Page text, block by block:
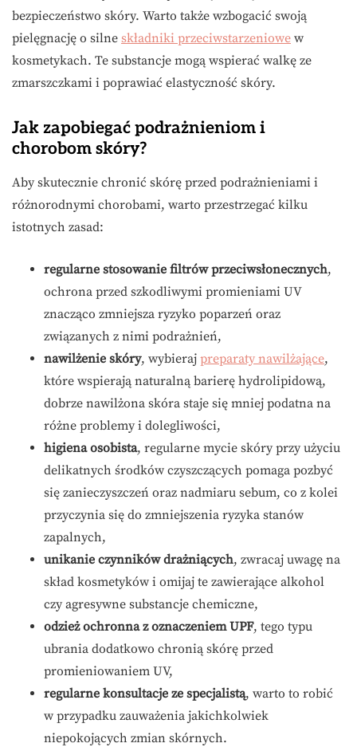
bezpieczeństwo skóry. Warto także wzbogacić swoją
pielęgnację o silne składniki przeciwstarzeniowe w
kosmetykach. Te substancje mogą wspierać walkę ze
zmarszczkami i poprawiać elastyczność skóry.
Jak zapobiegać podrażnieniom i
chorobom skóry?
Aby skutecznie chronić skórę przed podrażnieniami i
różnorodnymi chorobami, warto przestrzegać kilku
istotnych zasad:
regularne stosowanie filtrów przeciwsłonecznych,
ochrona przed szkodliwymi promieniami UV
znacząco zmniejsza ryzyko poparzeń oraz
związanych z nimi podrażnień,
nawilżenie skóry, wybieraj preparaty nawilżające,
które wspierają naturalną barierę hydrolipidową,
dobrze nawilżona skóra staje się mniej podatna na
różne problemy i dolegliwości,
higiena osobista, regularne mycie skóry przy użyciu
delikatnych środków czyszczących pomaga pozbyć
się zanieczyszczeń oraz nadmiaru sebum, co z kolei
przyczynia się do zmniejszenia ryzyka stanów
zapalnych,
unikanie czynników drażniących, zwracaj uwagę na
skład kosmetyków i omijaj te zawierające alkohol
czy agresywne substancje chemiczne,
odzież ochronna z oznaczeniem UPF, tego typu
ubrania dodatkowo chronią skórę przed
promieniowaniem UV,
regularne konsultacje ze specjalistą, warto to robić
w przypadku zauważenia jakichkolwiek
niepokojących zmian skórnych.